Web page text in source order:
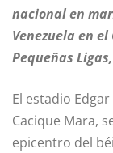
nacional en
Venezuela en
Pequeñas
El estadio
Cacique Mara,
epicentro del